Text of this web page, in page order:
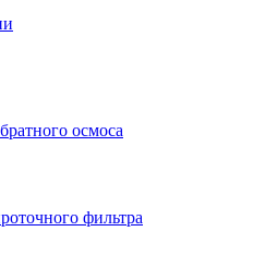
осмоса
фильтра